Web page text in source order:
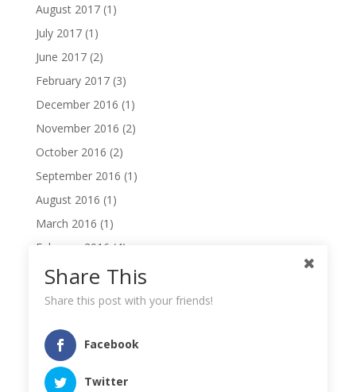
August 2017(1)
July 2017(1)
June 2017(2)
February 2017(3)
December 2016 (1)
November 2016 (2)
October 2016 (2)
September 2016 (1)
August 2016 (1)
March 2016 (1)
February 2016 (4)
January 2016 (1)
December 2015 (2)
October 2014(1)
August 2014
Share This
Share this post with your friends!
Facebook
Twitter